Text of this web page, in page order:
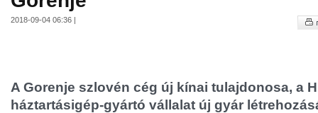
2018-09-04 06:36 |
A Gorenje szlovén cég új kínai tulajdonosa, a
háztartásigép-gyártó vállalat új gyár